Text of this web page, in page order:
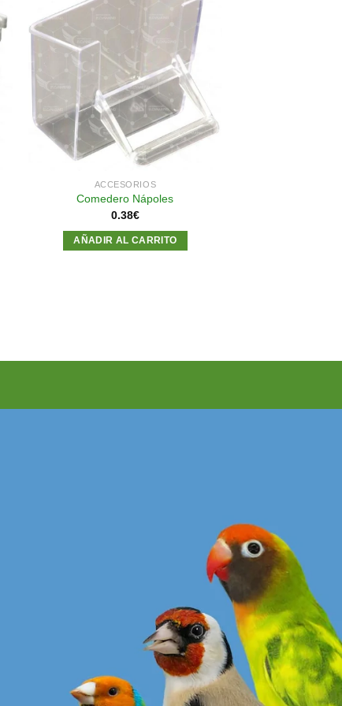
Añadir
a la
lista de
deseos
ACCESORIOS
Comedero Nápoles
0.38€
AÑADIR AL CARRITO